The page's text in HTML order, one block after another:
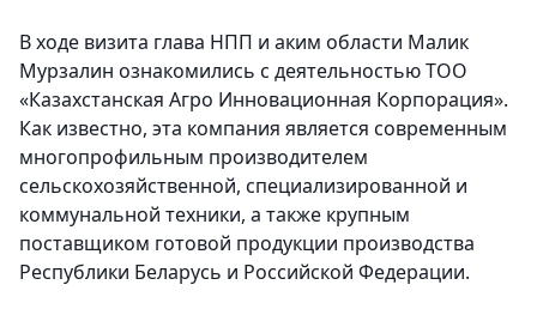
В ходе визита глава НПП и аким области Малик
Мурзалин ознакомились с деятельностью ТОО
«Казахстанская Агро Инновационная Корпорация».
Как известно, эта компания является современным
многопрофильным производителем
сельскохозяйственной, специализированной и
коммунальной техники, а также крупным
поставщиком готовой продукции производства
Республики Беларусь и Российской Федерации.